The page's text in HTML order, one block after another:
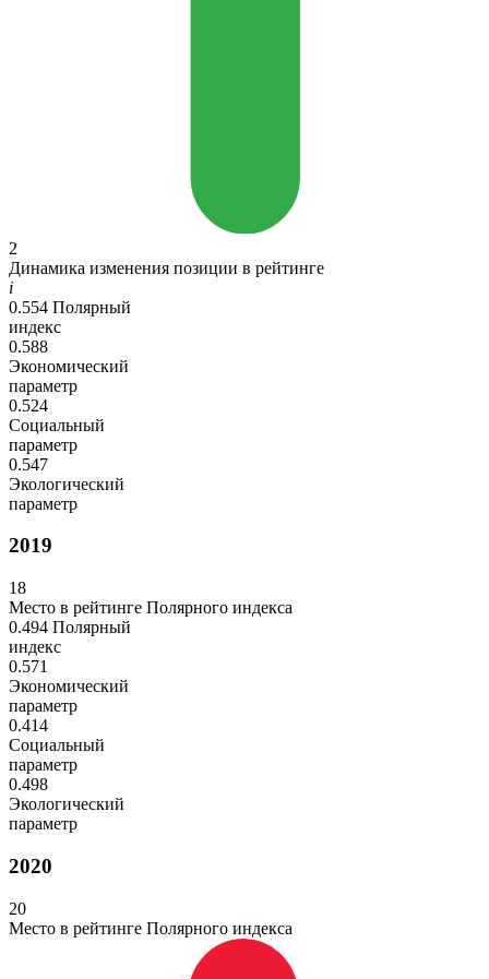
2
Динамика изменения позиции в рейтинге
i
0.554 Полярный
индекс
0.588
Экономический
параметр
0.524
Социальный
параметр
0.547
Экологический
параметр
2019
18
Место в рейтинге Полярного индекса
0.494 Полярный
индекс
0.571
Экономический
параметр
0.414
Социальный
параметр
0.498
Экологический
параметр
2020
20
Место в рейтинге Полярного индекса